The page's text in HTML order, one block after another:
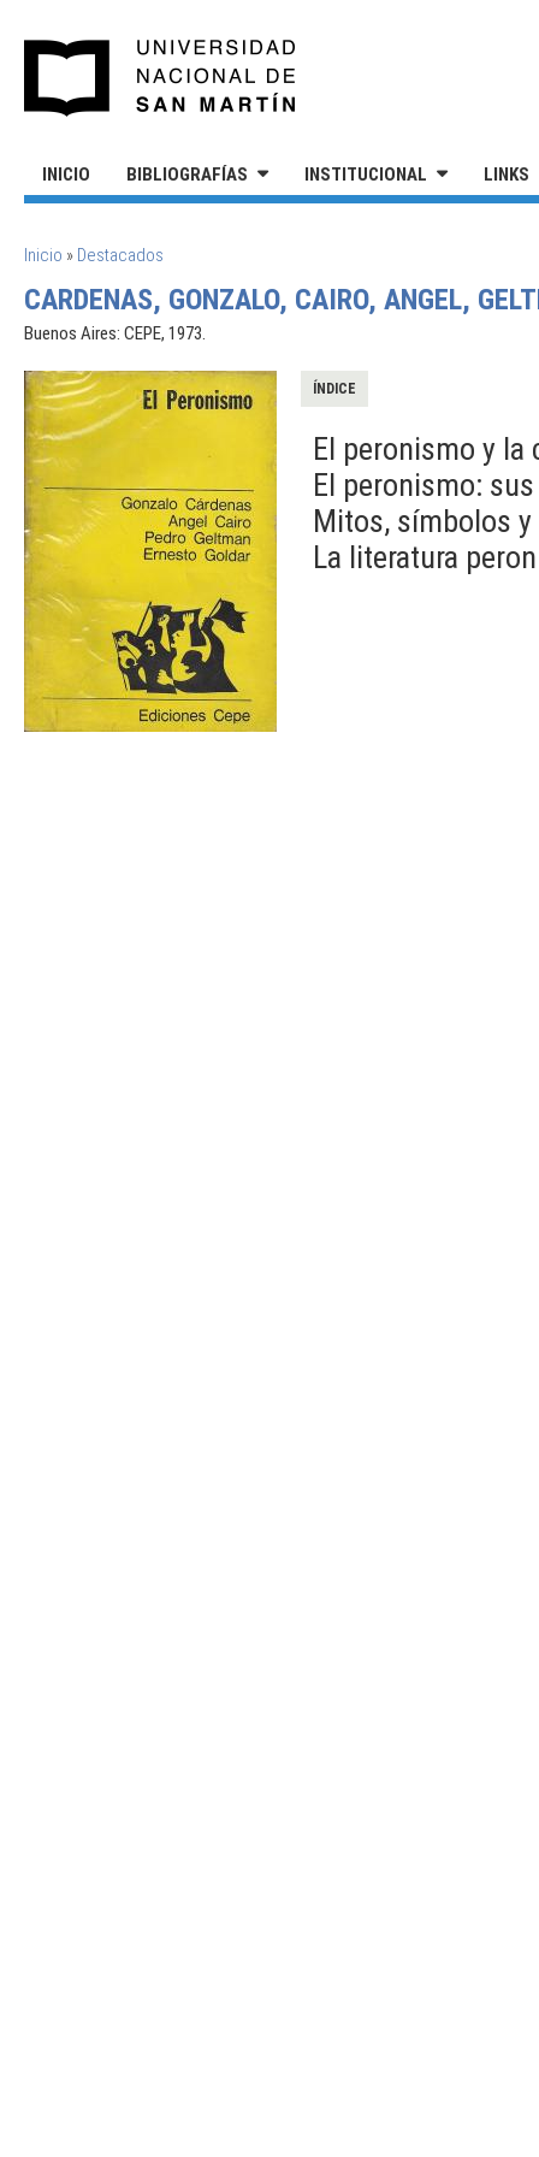
INICIO BIBLIOGRAFÍAS INSTITUCIONAL LINKS
SE ENCUENTRA USTED AQUÍ
Inicio » Destacados
CARDENAS, GONZALO, CAIRO, ANGEL,
Buenos Aires: CEPE, 1973.
ÍNDICE
El peronismo y la
El peronismo:
Mitos, símbolos
La literatura